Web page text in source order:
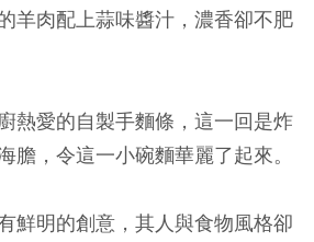
羊肉配上蒜味醬汁，濃香卻不肥
熱愛的自製手麵條，這一回是炸
膽，令這一小碗麵華麗了起來。
鮮明的創意，其人與食物風格卻